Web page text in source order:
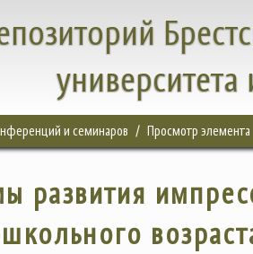
и семинаров Просмотр элемента
развития